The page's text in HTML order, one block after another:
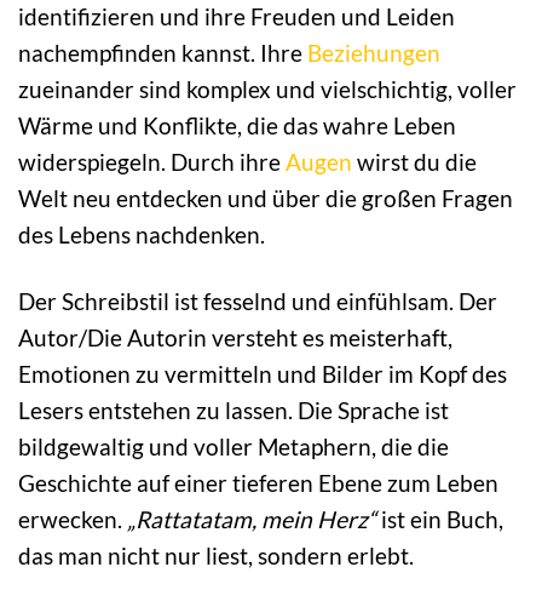
identifizieren und ihre Freuden und Leiden
nachempfinden kannst. Ihre Beziehungen
zueinander sind komplex und vielschichtig, voller
Wärme und Konflikte, die das wahre Leben
widerspiegeln. Durch ihreAugen wirst du die
Welt neu entdecken und über die großen Fragen
des Lebens nachdenken.
Der Schreibstil ist fesselnd und einfühlsam. Der
Autor/Die Autorin versteht es meisterhaft,
Emotionen zu vermitteln und Bilder im Kopf des
Lesers entstehen zu lassen. Die Sprache ist
bildgewaltig und voller Metaphern, die die
Geschichte auf einer tieferen Ebene zum Leben
erwecken. „Rattatatam, mein Herz“ist ein Buch,
das man nicht nur liest, sondern erlebt.